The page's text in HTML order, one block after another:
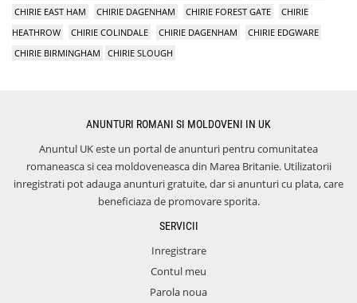
CHIRIE EAST HAM
CHIRIE DAGENHAM CHIRIE FOREST GATE
CHIRIE
HEATHROW
CHIRIE COLINDALE CHIRIE DAGENHAM
CHIRIE EDGWARE
CHIRIE BIRMINGHAM
CHIRIE SLOUGH
ANUNTURI ROMANI SI MOLDOVENI IN UK
Anuntul UK este un portal de anunturi pentru comunitatea
romaneasca si cea moldoveneasca din Marea Britanie. Utilizatorii
inregistrati pot adauga anunturi gratuite, dar si anunturi cu plata, care
beneficiaza de promovare sporita.
SERVICII
Inregistrare
Contul meu
Parola noua